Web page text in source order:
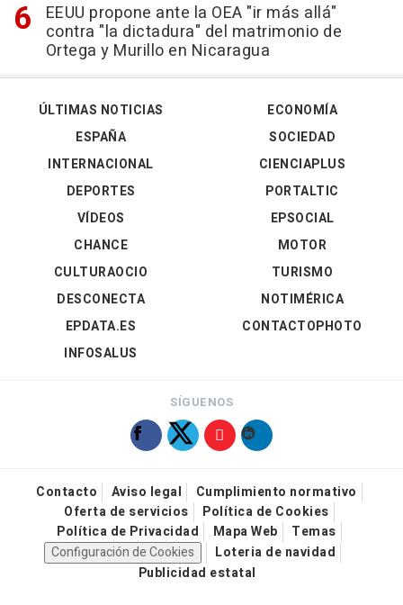
EEUU propone ante la OEA "ir más allá"
contra "la dictadura" del matrimonio de
Ortega y Murillo en Nicaragua
ÚLTIMAS NOTICIAS
ESPAÑA
INTERNACIONAL
DEPORTES
VÍDEOS
ECONOMÍA
SOCIEDAD
CIENCIAPLUS
PORTALTIC
EPSOCIAL
CHANCE
CULTURAOCIO
DESCONECTA
EPDATA.ES
INFOSALUS
MOTOR
TURISMO
NOTIMÉRICA
CONTACTOPHOTO
SÍGUENOS
Contacto Aviso legal
Cumplimiento normativo
Oferta de servicios
Política de Cookies
Política de Privacidad
Mapa Web
Temas
Configuración de Cookies
Loteria de navidad
Publicidad estatal